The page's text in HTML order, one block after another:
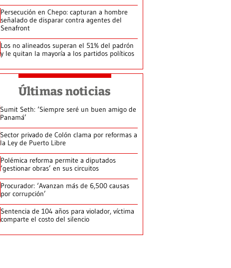
Persecución en Chepo: capturan a hombre
señalado de disparar contra agentes del
Senafront
Los no alineados superan el 51% del padrón
y le quitan la mayoría a los partidos políticos
Últimas noticias
Sumit Seth: ‘Siempre seré un buen amigo de
Panamá’
Sector privado de Colón clama por reformas a
la Ley de Puerto Libre
Polémica reforma permite a diputados
‘gestionar obras’ en sus circuitos
Procurador: ‘Avanzan más de 6,500 causas
por corrupción’
Sentencia de 104 años para violador, víctima
comparte el costo del silencio